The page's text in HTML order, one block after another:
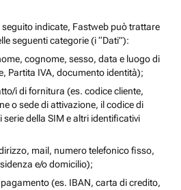
indicate, Fastweb può trattare
seguenti categorie (i “Dati”):
cognome, sesso, data e luogo di
Partita IVA, documento identità);
i di fornitura (es. codice cliente,
o sede di attivazione, il codice di
della SIM e altri identificativi
mail, numero telefonico fisso,
e/o domicilio);
(es. IBAN, carta di credito,